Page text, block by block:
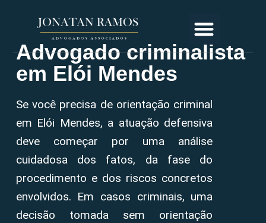
Advogado criminalista
em Elói Mendes
Se você precisa de orientação criminal
em Elói Mendes, a atuação defensiva
deve começar por uma análise
cuidadosa dos fatos, da fase do
procedimento e dos riscos concretos
envolvidos. Em casos criminais, uma
decisão tomada sem orientação